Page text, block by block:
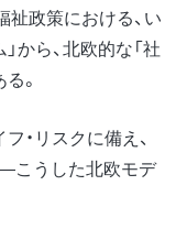
政策における、い
から、北欧的な「社
。
・リスクに備え、
こうした北欧モデ